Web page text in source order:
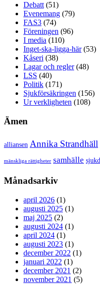
Debatt (51)
Evenemang (79)
FAS3 (74)
Föreningen (96)
I media (110)
Inget-ska-ligga-här(53)
Kåseri (38)
Lagar och regler(48)
LSS (40)
Politik (171)
Sjukförsäkringen (156)
Ur verkligheten (108)
Ämen
alliansen Annika Strandhäll
mänskliga rättigheter samhälle
Månadsarkiv
april 2026 (1)
augusti 2025 (1)
maj 2025 (2)
augusti 2024 (1)
april 2024 (1)
augusti 2023 (1)
december 2022 (1)
januari 2022 (1)
december 2021 (2)
november 2021 (5)